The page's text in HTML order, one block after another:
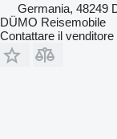
Germania, 48249
DÜMO Reisemobile
Contattare il venditore